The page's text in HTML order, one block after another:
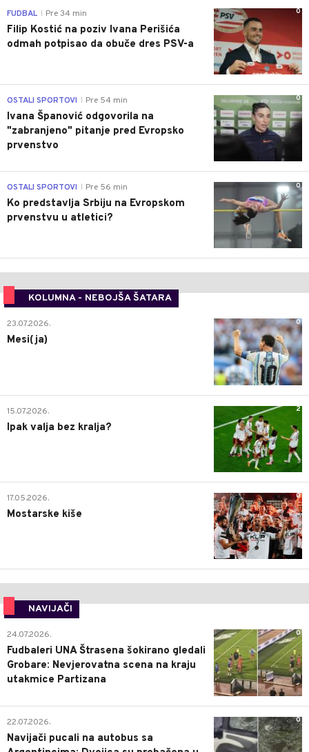
0
FUDBAL Pre 34 min
Filip Kostić na poziv Ivana Perišića
odmah potpisao da obuče dres PSV-a
0
OSTALI SPORTOVI Pre 54 min
Ivana Španović odgovorila na
"zabranjeno" pitanje pred Evropsko
prvenstvo
0
OSTALI SPORTOVI Pre 56 min
Ko predstavlja Srbiju na Evropskom
prvenstvu u atletici?
KOLUMNA - NEBOJŠA ŠATARA
0
23.07.2026.
Mesi(ja)
2
15.07.2026.
Ipak valja bez kralja?
0
17.05.2026.
Mostarske kiše
NAVIJAČI
0
24.07.2026.
Fudbaleri UNA Štrasena šokirano gledali
Grobare: Nevjerovatna scena na kraju
utakmice Partizana
0
22.07.2026.
Navijači pucali na autobus sa